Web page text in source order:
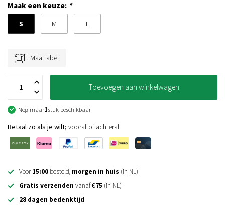
Maak een keuze: *
S M L
Maattabel
Toevoegen aan winkelwagen
Nog maar1stuk beschikbaar
Betaal zo als je wilt; vooraf of achteraf
Voor15:00 besteld, morgen in huis (in NL)
Gratis verzenden vanaf€75 (in NL)
28 dagen bedenktijd